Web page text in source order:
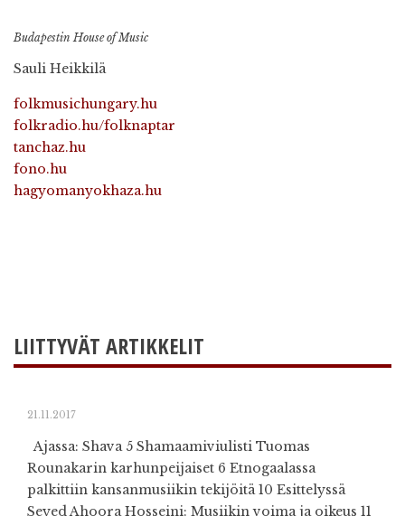
Budapestin House of Music
Sauli Heikkilä
folkmusichungary.hu
folkradio.hu/folknaptar
tanchaz.hu
fono.hu
hagyomanyokhaza.hu
LIITTYVÄT ARTIKKELIT
21.11.2017
Ajassa: Shava 5 Shamaamiviulisti Tuomas
Rounakarin karhunpeijaiset 6 Etnogaalassa
palkittiin kansanmusiikin tekijöitä 10 Esittelyssä
Seyed Ahoora Hosseini: Musiikin voima ja oikeus 11